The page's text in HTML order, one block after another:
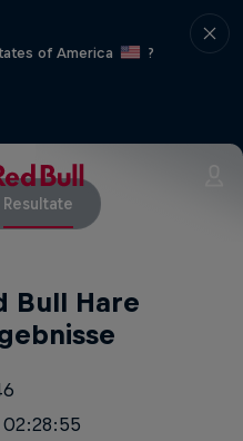
of America
?
Resultate
Bull Hare